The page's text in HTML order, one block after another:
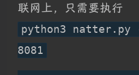
联网上，只需要执行
python3 natter.py
8081